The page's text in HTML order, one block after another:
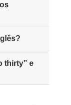
thirty” e